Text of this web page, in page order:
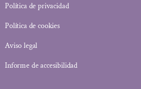
Política de privacidad
Política de cookies
Aviso legal
Informe de accesibilidad